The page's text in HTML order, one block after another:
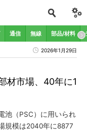
通信 無線 部品/材料
2026年1月29日
材市場、40年に1
池（PSC）に用いられ
規模は2040年に8877